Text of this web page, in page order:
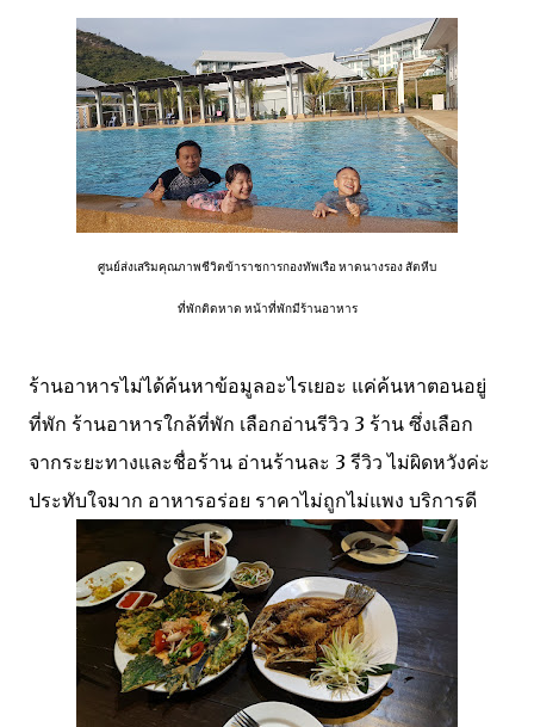
ศูนย์ส่งเสริมคุณภาพชีวิตข้าราชการกองทัพเรือ หาดนางรอง สัตหีบ
ที่พักติดหาด หน้าที่พักมีร้านอาหาร
ร้านอาหารไม่ได้ค้นหาข้อมูลอะไรเยอะ แค่ค้นหาตอนอยู่
ที่พัก ร้านอาหารใกล้ที่พัก เลือกอ่านรีวิว 3 ร้าน ซึ่งเลือก
จากระยะทางและชื่อร้าน อ่านร้านละ 3 รีวิว ไม่ผิดหวังค่ะ
ประทับใจมาก อาหารอร่อย ราคาไม่ถูกไม่แพง บริการดี